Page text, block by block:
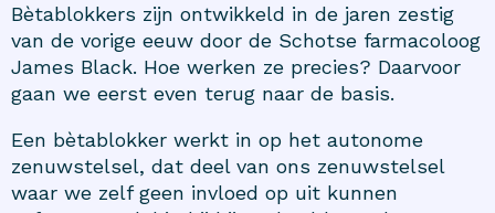
Bètablokkers zijn ontwikkeld in de jaren zestig
van de vorige eeuw door de Schotse farmacoloog
James Black. Hoe werken ze precies? Daarvoor
gaan we eerst even terug naar de basis.
Een bètablokker werkt in op het autonome
zenuwstelsel, dat deel van ons zenuwstelsel
waar we zelf geen invloed op uit kunnen